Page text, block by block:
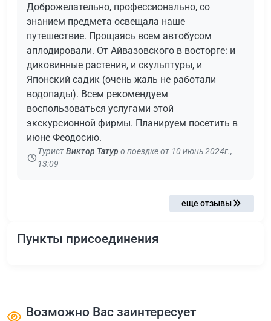
Доброжелательно, профессионально, со
знанием предмета освещала наше
путешествие. Прощаясь всем автобусом
аплодировали. От Айвазовского в восторге: и
диковинные растения, и скульптуры, и
Японский садик (очень жаль не работали
водопады). Всем рекомендуем
воспользоваться услугами этой
экскурсионной фирмы. Планируем посетить в
июне Феодосию.
ТуристВиктор Татур о поездке от 10 июнь 2024г.,
13:09
еще отзывы
Пункты присоединения
Возможно Вас заинтересует